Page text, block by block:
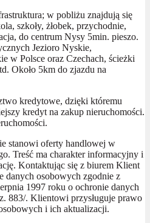
w pobliżu znajdują się
szkoły, żłobek, przychodnie,
do centrum Nysy 5min. pieszo.
Jezioro Nyskie,
w Polsce oraz Czechach, ścieżki
Około 5km do zjazdu na
kredytowe, dzięki któremu
kredyt na zakup nieruchomości.
stanowi oferty handlowej w
Treść ma charakter informacyjny i
Kontaktując się z biurem Klient
danych osobowych zgodnie z
1997 roku o ochronie danych
883/. Klientowi przysługuje prawo
i ich aktualizacji.